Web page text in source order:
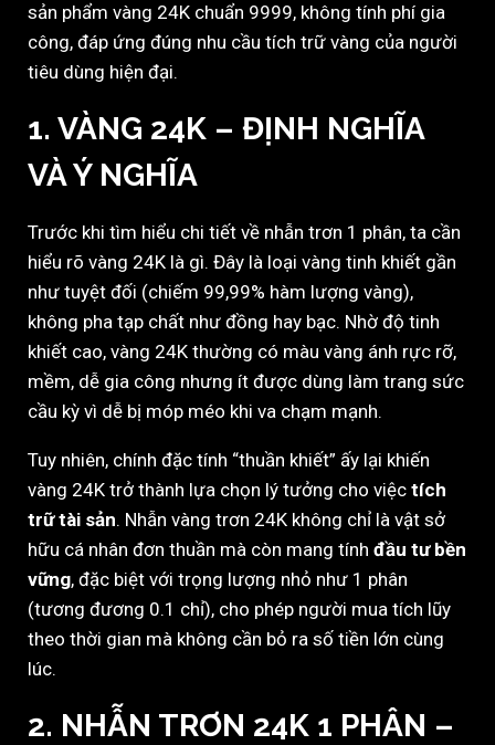
sản phẩm vàng 24K chuẩn 9999, không tính phí gia
công, đáp ứng đúng nhu cầu tích trữ vàng của người
tiêu dùng hiện đại.
1. VÀNG 24K – ĐỊNH NGHĨA
VÀ Ý NGHĨA
Trước khi tìm hiểu chi tiết về nhẫn trơn 1 phân, ta cần
hiểu rõ vàng 24K là gì. Đây là loại vàng tinh khiết gần
như tuyệt đối (chiếm 99,99% hàm lượng vàng),
không pha tạp chất như đồng hay bạc. Nhờ độ tinh
khiết cao, vàng 24K thường có màu vàng ánh rực rỡ,
mềm, dễ gia công nhưng ít được dùng làm trang sức
cầu kỳ vì dễ bị móp méo khi va chạm mạnh.
Tuy nhiên, chính đặc tính “thuần khiết” ấy lại khiến
vàng 24K trở thành lựa chọn lý tưởng cho việc tích
trữ tài sản. Nhẫn vàng trơn 24K không chỉ là vật sở
hữu cá nhân đơn thuần mà còn mang tính đầu tư bền
vững, đặc biệt với trọng lượng nhỏ như 1 phân
(tương đương 0.1 chỉ), cho phép người mua tích lũy
theo thời gian mà không cần bỏ ra số tiền lớn cùng
lúc.
2. NHẪN TRƠN 24K 1 PHÂN –